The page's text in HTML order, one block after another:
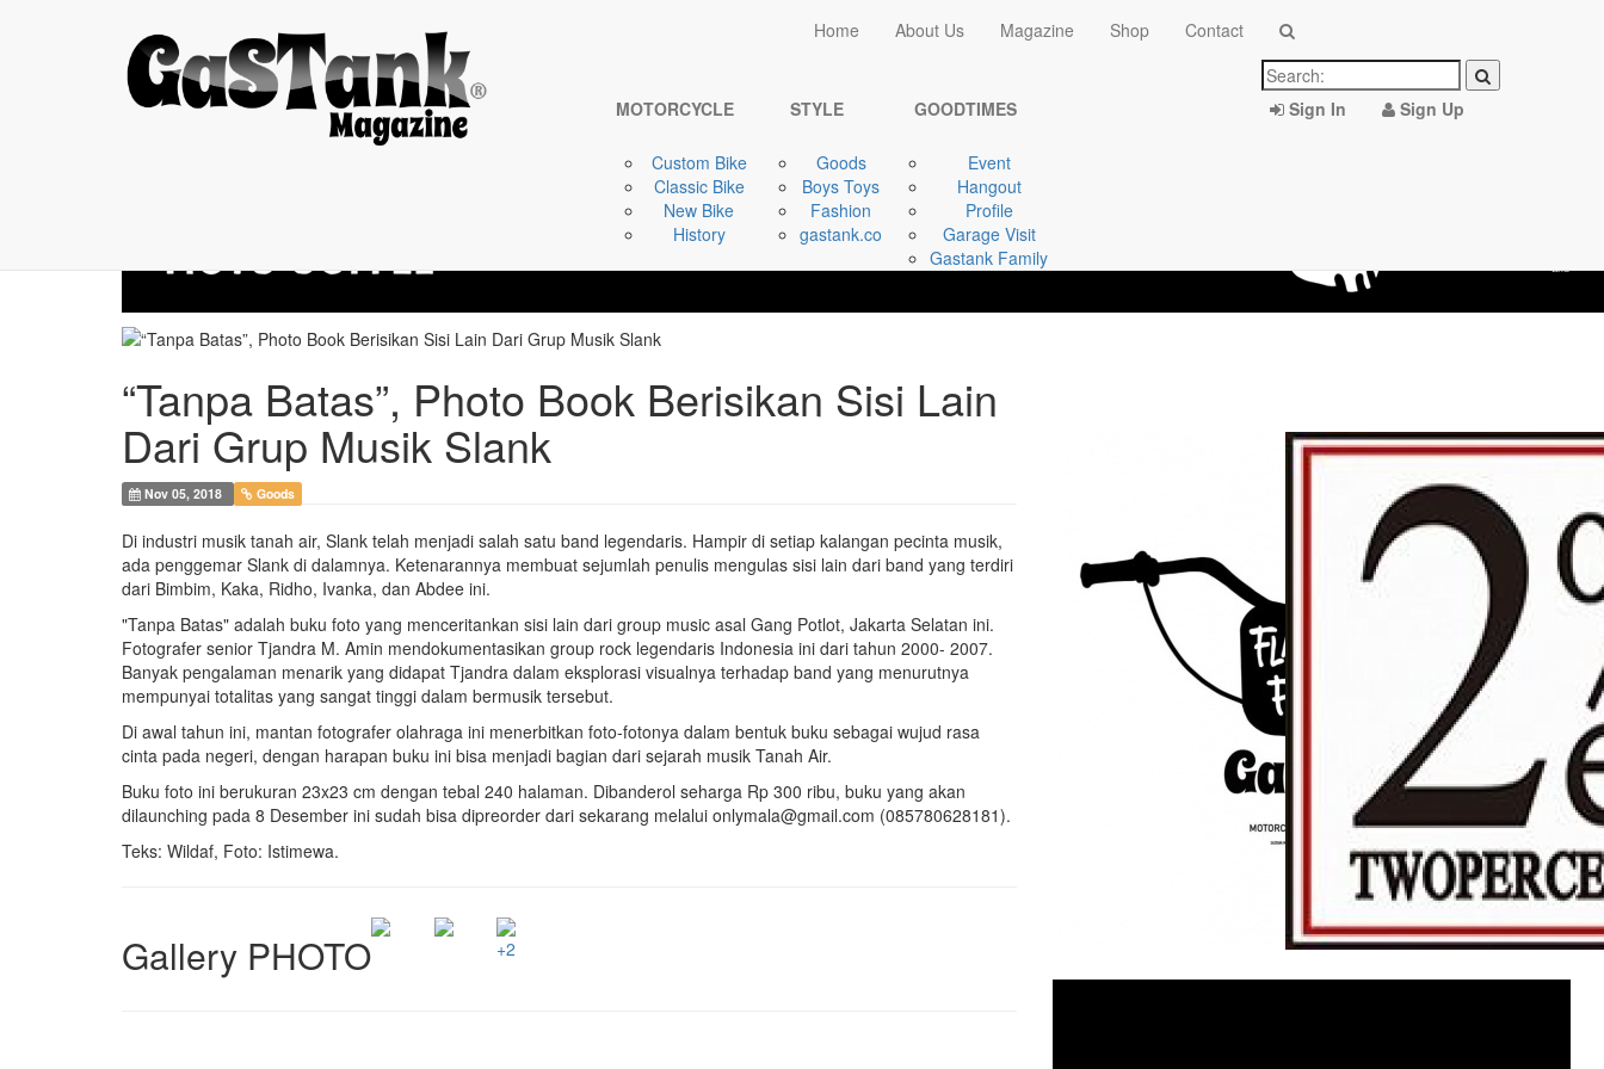
Home About Us Magazine Shop Contact
MOTORCYCLE
Custom Bike
Classic Bike
New Bike
History
STYLE
Goods
Boys Toys
Fashion
gastank.co
GOODTIMES
Event
Hangout
Profile
Garage Visit
Gastank Family
Sign In Sign Up
“Tanpa Batas”, ...
Home
STYLE
“Tanpa Batas”, Photo Book Berisikan Sisi Lain
Dari Grup Musik Slank
Nov 05, 2018 Goods
Di industri musik tanah air, Slank telah menjadi salah satu band legendaris. Hampir di setiap kalangan pecinta musik,
ada penggemar Slank di dalamnya. Ketenarannya membuat sejumlah penulis mengulas sisi lain dari band yang terdiri
dari Bimbim, Kaka, Ridho, Ivanka, dan Abdee ini.
"Tanpa Batas" adalah buku foto yang menceritankan sisi lain dari group music asal Gang Potlot, Jakarta Selatan ini.
Fotografer senior Tjandra M. Amin mendokumentasikan group rock legendaris Indonesia ini dari tahun 2000- 2007.
Banyak pengalaman menarik yang didapat Tjandra dalam eksplorasi visualnya terhadap band yang menurutnya
mempunyai totalitas yang sangat tinggi dalam bermusik tersebut.
Di awal tahun ini, mantan fotografer olahraga ini menerbitkan foto-fotonya dalam bentuk buku sebagai wujud rasa
cinta pada negeri, dengan harapan buku ini bisa menjadi bagian dari sejarah musik Tanah Air.
Buku foto ini berukuran 23x23 cm dengan tebal 240 halaman. Dibanderol seharga Rp 300 ribu, buku yang akan
dilaunching pada 8 Desember ini sudah bisa dipreorder dari sekarang melalui onlymala@gmail.com (085780628181).
Teks: Wildaf, Foto: Istimewa.
Gallery PHOTO +2